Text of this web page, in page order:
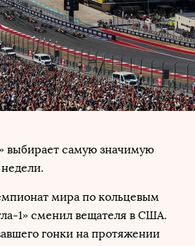
выбирает самую значимую
мира по кольцевым
1» сменил вещателя в США.
гонки на протяжении